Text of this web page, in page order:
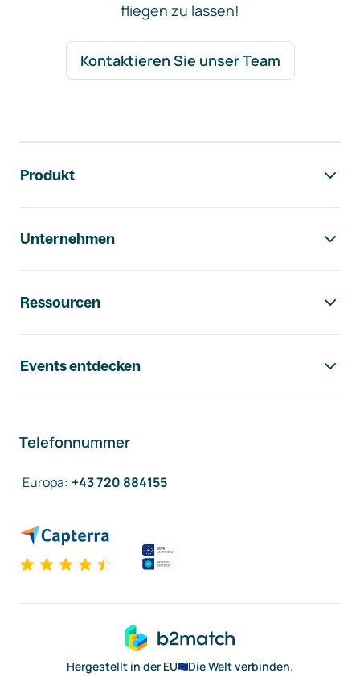
fliegen zu lassen!
Kontaktieren Sie unser Team
Produkt
Unternehmen
Ressourcen
Events entdecken
Telefonnummer
Europa: +43 720 884155
Hergestellt in der EU
Die Welt verbinden.